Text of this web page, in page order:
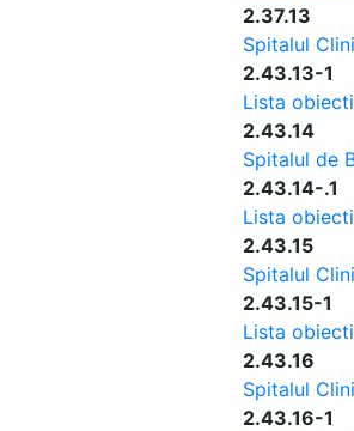
2.37.13
Spitalul
2.43.13-1
Lista
2.43.14
Spitalul de
2.43.14-.1
Lista
2.43.15
Spitalul
2.43.15-1
Lista
2.43.16
Spitalul
2.43.16-1